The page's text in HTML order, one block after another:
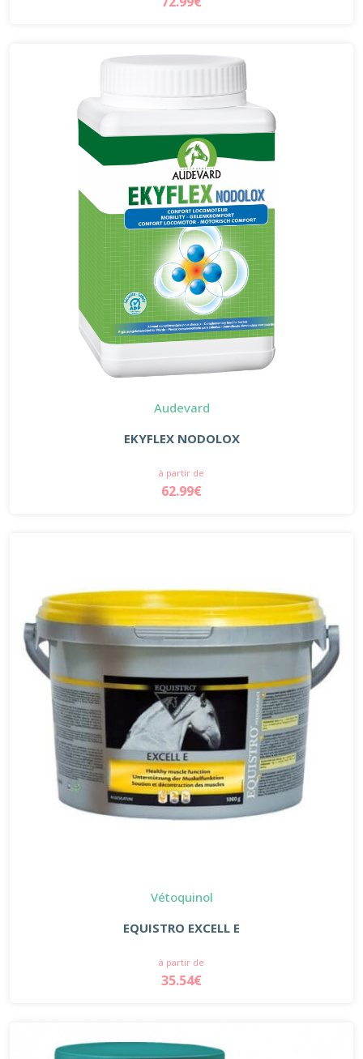
Audevard
EKYFLEX NODOLOX
à partir de
62.99€
Vétoquinol
EQUISTRO EXCELL E
à partir de
35.54€